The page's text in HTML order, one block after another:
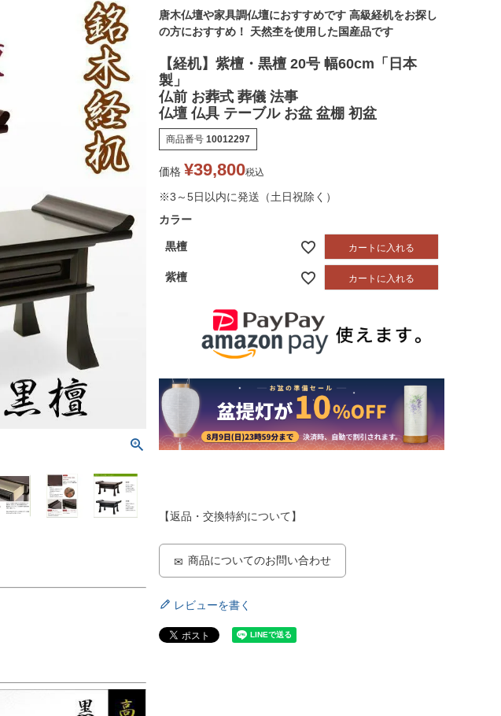
唐木仏壇や家具調仏壇におすすめです 高級経机をお探し
の方におすすめ！ 天然杢を使用した国産品です
【経机】紫檀・黒檀 20号 幅60cm「日本
製」
仏前 お葬式 葬儀 法事
仏壇 仏具 テーブル お盆 盆棚 初盆
商品番号 10012297
価格 ¥39,800税込
※3～5日以内に発送（土日祝除く）
カラー
黒檀 カートに入れる
紫檀 カートに入れる
【返品・交換特約について】
商品についてのお問い合わせ
レビューを書く